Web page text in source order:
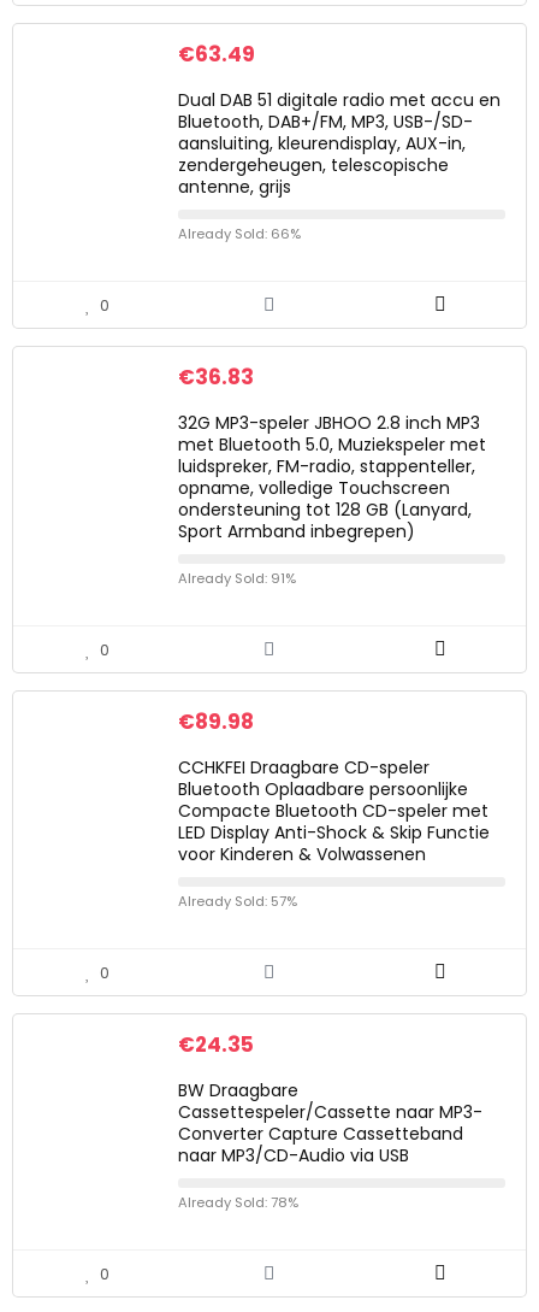
€63.49
Dual DAB 51 digitale radio met accu en
Bluetooth, DAB+/FM, MP3, USB-/SD-
aansluiting, kleurendisplay, AUX-in,
zendergeheugen, telescopische
antenne, grijs
Already Sold: 66%
0
€36.83
32G MP3-speler JBHOO 2.8 inch MP3
met Bluetooth 5.0, Muziekspeler met
luidspreker, FM-radio, stappenteller,
opname, volledige Touchscreen
ondersteuning tot 128 GB (Lanyard,
Sport Armband inbegrepen)
Already Sold: 91%
0
€89.98
CCHKFEI Draagbare CD-speler
Bluetooth Oplaadbare persoonlijke
Compacte Bluetooth CD-speler met
LED Display Anti-Shock & Skip Functie
voor Kinderen & Volwassenen
Already Sold: 57%
0
€24.35
BW Draagbare
Cassettespeler/Cassette naar MP3-
Converter Capture Cassetteband
naar MP3/CD-Audio via USB
Already Sold: 78%
0